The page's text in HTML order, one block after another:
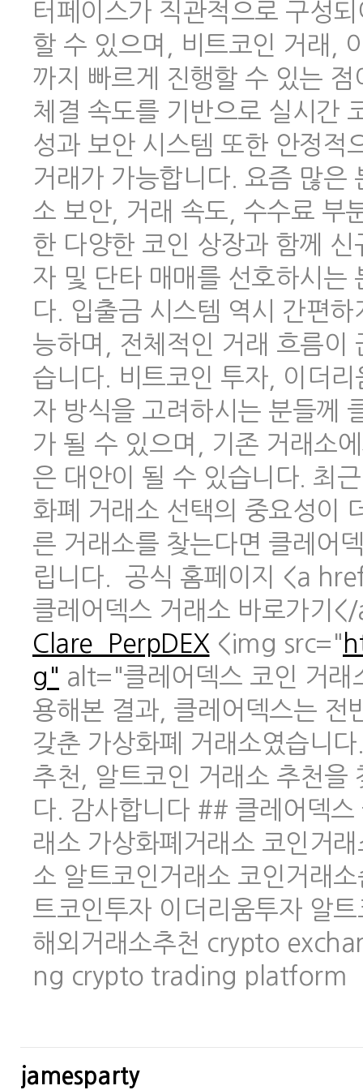
터페이스가 직관적으로 구성
할 수 있으며, 비트코인 거래,
까지 빠르게 진행할 수 있는
체결 속도를 기반으로 실시간
성과 보안 시스템 또한 안정적
거래가 가능합니다. 요즘 많은
소 보안, 거래 속도, 수수료 부
한 다양한 코인 상장과 함께
자 및 단타 매매를 선호하시는
다. 입출금 시스템 역시 간편
능하며, 전체적인 거래 흐름이
습니다. 비트코인 투자, 이더
자 방식을 고려하시는 분들께
가 될 수 있으며, 기존 거래소
은 대안이 될 수 있습니다. 최
화폐 거래소 선택의 중요성이
른 거래소를 찾는다면 클레어
립니다. 공식 홈페이지 <a
클레어덱스 거래소 바로가기
Clare_PerpDEX <img src="
g" alt="클레어덱스 코인 거래
용해본 결과, 클레어덱스는 전
갖춘 가상화폐 거래소였습니
추천, 알트코인 거래소 추천을
다. 감사합니다 ## 클레어덱
래소 가상화폐거래소 코인거
소 알트코인거래소 코인거래
트코인투자 이더리움투자 알
해외거래소추천 crypto
ng crypto trading platform
jamesparty